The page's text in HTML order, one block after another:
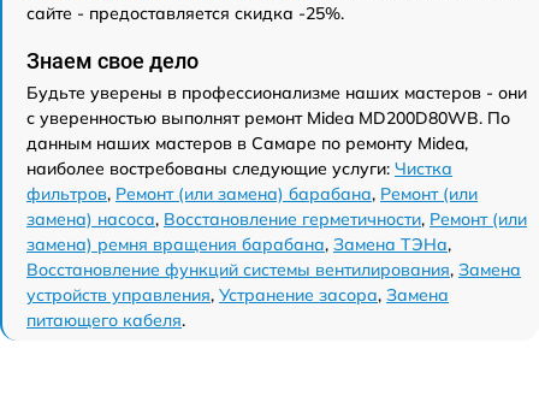
сайте - предоставляется скидка -25%.
Знаем свое дело
Будьте уверены в профессионализме наших мастеров - они
с уверенностью выполнят ремонт Midea MD200D80WB. По
данным наших мастеров в Самаре по ремонту Midea,
наиболее востребованы следующие услуги: Чистка
фильтров, Ремонт (или замена) барабана, Ремонт (или
замена) насоса, Восстановление герметичности, Ремонт (или
замена) ремня вращения барабана, Замена ТЭНа,
Восстановление функций системы вентилирования, Замена
устройств управления, Устранение засора, Замена
питающего кабеля.